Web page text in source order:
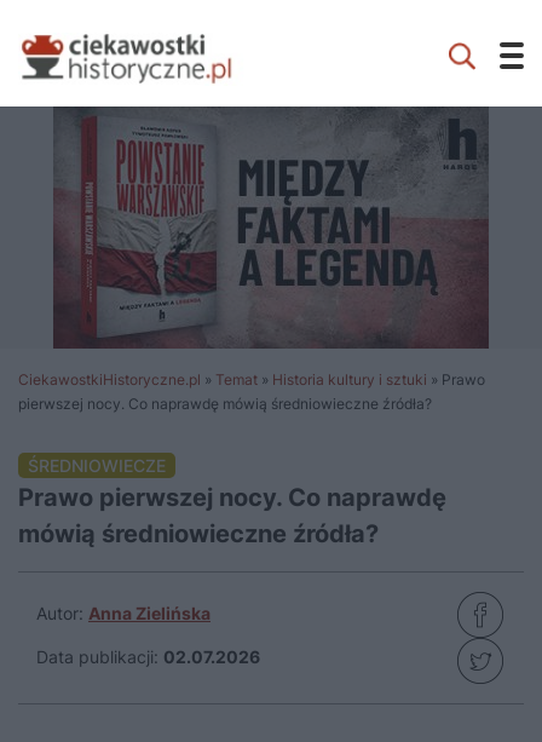
CiekawostkiHistoryczne.pl » Temat » Historia kultury i sztuki » Prawo
pierwszej nocy. Co naprawdę mówią średniowieczne źródła?
ŚREDNIOWIECZE
Prawo pierwszej nocy. Co naprawdę
mówią średniowieczne źródła?
Autor: Anna Zielińska
Data publikacji: 02.07.2026